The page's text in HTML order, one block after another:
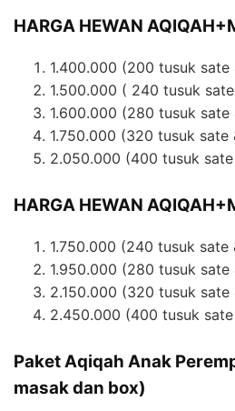
HARGA HEWAN
1.400.000 (200 tusuk
1.500.000 ( 240 tusuk
1.600.000 (280 tusuk sate
1.750.000 (320 tusuk sate
2.050.000 (400 tusuk
HARGA HEWAN
1.750.000 (240 tusuk sate
1.950.000 (280 tusuk sate
2.150.000 (320 tusuk
2.450.000 (400 tusuk
Paket Aqiqah Anak
masak dan box)